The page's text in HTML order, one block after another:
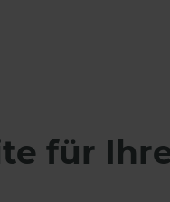
für